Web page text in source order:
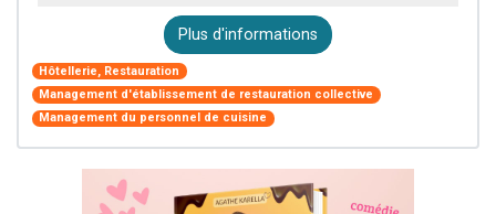
Plus d'informations
Hôtellerie, Restauration
Management d'établissement de restauration collective
Management du personnel de cuisine